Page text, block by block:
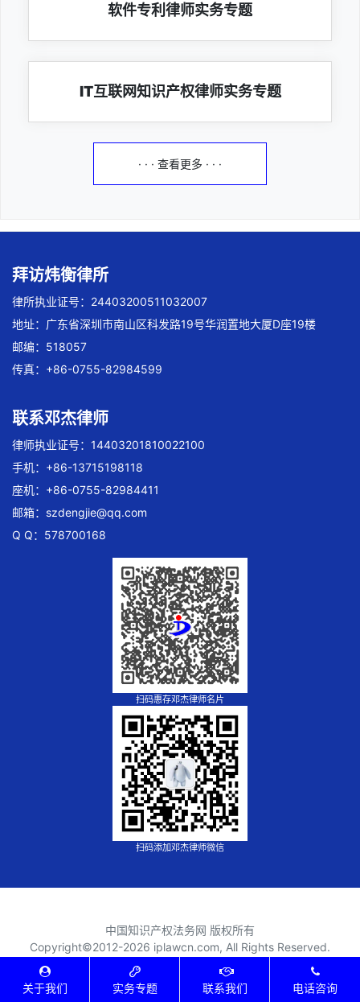
软件专利律师实务专题
IT互联网知识产权律师实务专题
· · · 查看更多 · · ·
拜访炜衡律所
律所执业证号：24403200511032007
地址：广东省深圳市南山区科发路19号华润置地大厦D座19楼
邮编：518057
传真：+86-0755-82984599
联系邓杰律师
律师执业证号：14403201810022100
手机：+86-13715198118
座机：+86-0755-82984411
邮箱： szdengjie@qq.com
Q Q：578700168
扫码惠存邓杰律师名片
扫码添加邓杰律师微信
中国知识产权法务网 版权所有
Copyright©2012-2026 iplawcn.com, All Rights Reserved.
法脉网
XML地图
TXT地图
关于我们 实务专题 联系我们 电话咨询